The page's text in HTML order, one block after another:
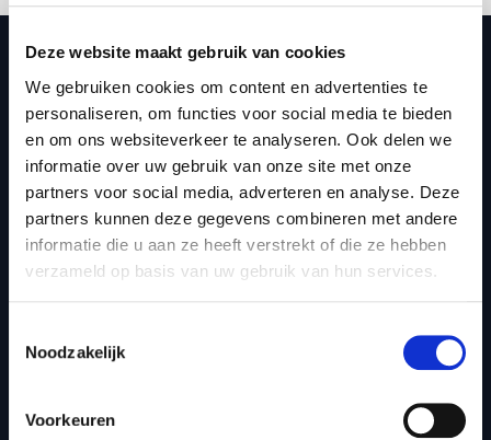
Deze website maakt gebruik van cookies
We gebruiken cookies om content en advertenties te
personaliseren, om functies voor social media te bieden
en om ons websiteverkeer te analyseren. Ook delen we
informatie over uw gebruik van onze site met onze
partners voor social media, adverteren en analyse. Deze
partners kunnen deze gegevens combineren met andere
informatie die u aan ze heeft verstrekt of die ze hebben
verzameld op basis van uw gebruik van hun services.
Noodzakelijk
Voorkeuren
Boeking en aanvraag
Stuur hier een
boekingsaanvraag voor
Willem Philipsen
Philipsen boeken voor jouw evenement. We
denken graag met je mee om de lezing perfect
Neem vandaag nog contact met ons op en